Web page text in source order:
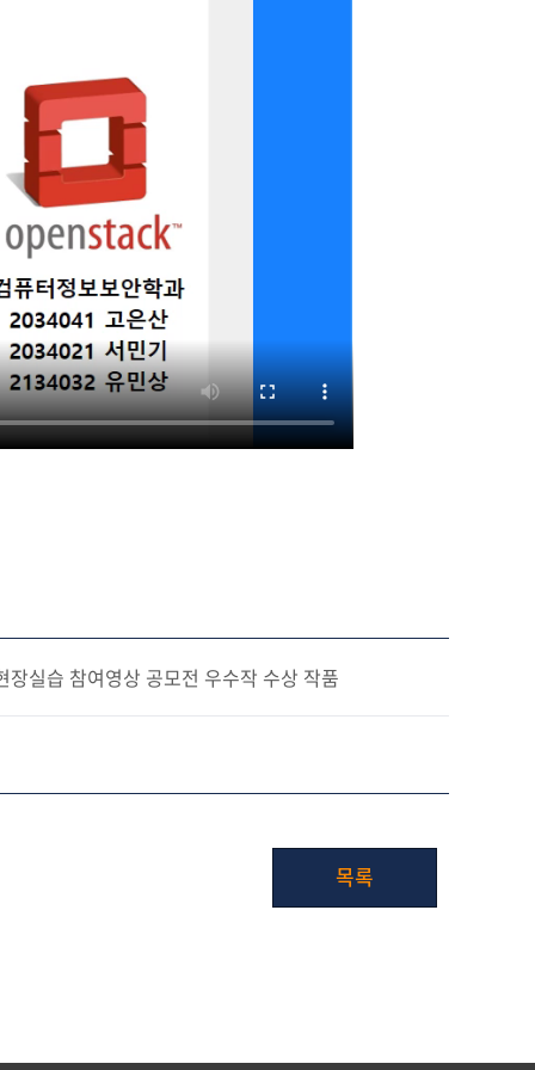
실습 참여영상 공모전 우수작 수상 작품
목록